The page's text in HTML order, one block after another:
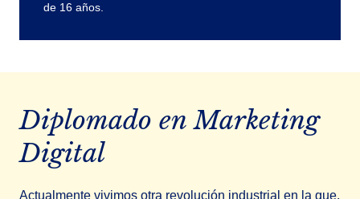
de 16 años.
Diplomado en Marketing
Digital
Actualmente vivimos otra revolución industrial en la que,